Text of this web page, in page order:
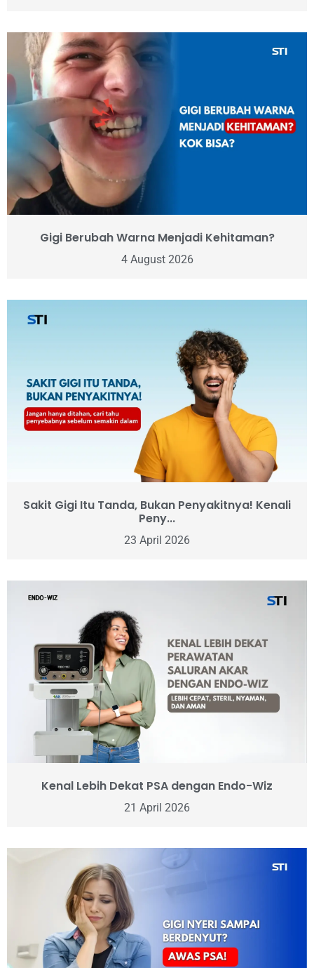
Gigi Berubah Warna Menjadi Kehitaman?
4 August 2026
Sakit Gigi Itu Tanda, Bukan Penyakitnya! Kenali
Peny...
23 April 2026
Kenal Lebih Dekat PSA dengan Endo-Wiz
21 April 2026